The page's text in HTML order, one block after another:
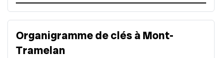
Organigramme de clés à Mont-
Tramelan